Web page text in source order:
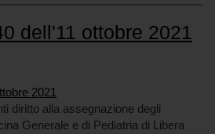
dell'11 ottobre 2021
2021
diritto alla assegnazione degli
Generale e di Pediatria di Libera